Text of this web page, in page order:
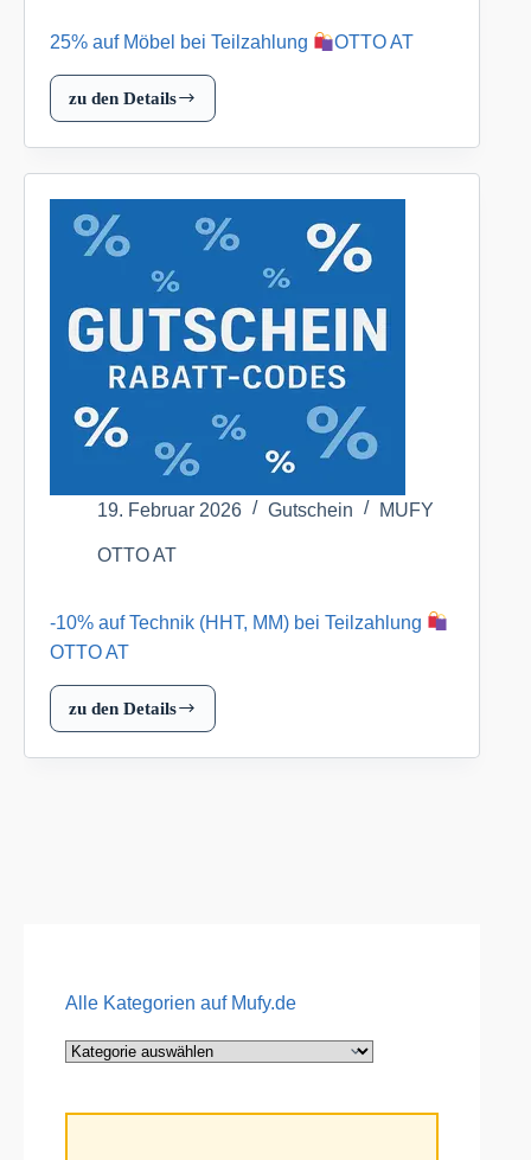
25% auf Möbel bei Teilzahlung OTTO AT
zu den Details
25%
bei
Teilzahlung
OTTO
AT
19. Februar 2026 Gutschein MUFY
OTTO AT
-10% auf Technik (HHT, MM) bei Teilzahlung
OTTO AT
zu den Details
-10%
Alle Kategorien auf Mufy.de
Alle